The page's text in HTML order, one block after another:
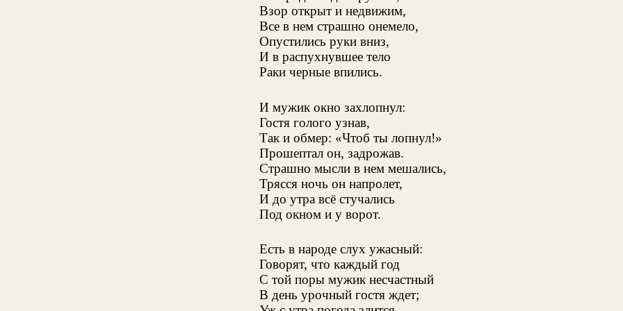
Взор открыт и недвижим,
Все в нем страшно онемело,
Опустились руки вниз,
И в распухнувшее тело
Раки черные впились.
И мужик окно захлопнул:
Гостя голого узнав,
Так и обмер: «Чтоб ты лопнул!»
Прошептал он, задрожав.
Страшно мысли в нем мешались,
Трясся ночь он напролет,
И до утра всё стучались
Под окном и у ворот.
Есть в народе слух ужасный:
Говорят, что каждый год
С той поры мужик несчастный
В день урочный гостя ждет;